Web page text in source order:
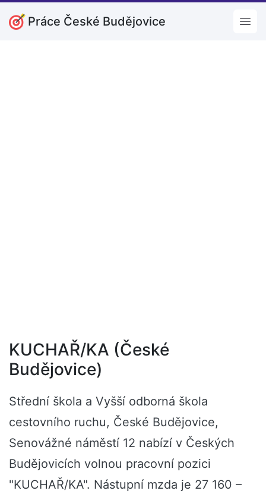
Práce České Budějovice
KUCHAŘ/KA (České
Budějovice)
Střední škola a Vyšší odborná škola
cestovního ruchu, České Budějovice,
Senovážné náměstí 12 nabízí v Českých
Budějovicích volnou pracovní pozici
"KUCHAŘ/KA". Nástupní mzda je 27 160 –